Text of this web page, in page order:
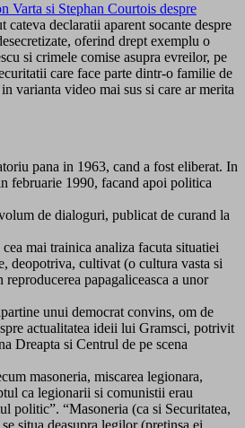
Varta si Stephan Courtois despre
declaratii aparent socante despre
oferind drept exemplu o
si crimele comise asupra evreilor, pe
care face parte dintr-o familie de
varianta video mai sus si care ar merita
pana in 1963, cand a fost eliberat. In
februarie 1990, facand apoi politica
de dialoguri, publicat de curand la
mai trainica analiza facuta situatiei
deopotriva, cultivat (o cultura vasta si
papagaliceasca a unor
unui democrat convins, om de
actualitatea ideii lui Gramsci, potrivit
Dreapta si Centrul de pe scena
masoneria, miscarea legionara,
ca legionarii si comunistii erau
politic”. “Masoneria (ca si Securitatea,